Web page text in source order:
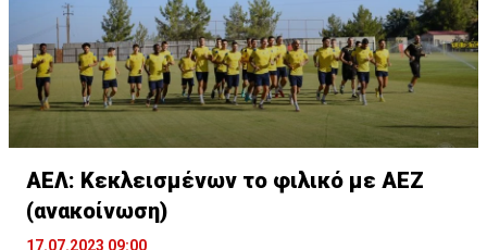
ΑΕΛ: Κεκλεισμένων το φιλικό με ΑΕΖ
(ανακοίνωση)
17.07.2023 09:00